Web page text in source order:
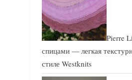
Pierre
спицами — легкая
стиле Westknits